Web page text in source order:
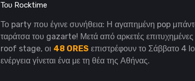
Του Rocktime
Το party που έγινε συνήθεια: Η αγαπημένη pop
ταράτσα του gazarte! Μετά από αρκετές
roof stage, οι 48 ORES επιστρέφουν το Σάββατο 4
ενέργεια γίνεται ένα με τη θέα της Αθήνας.